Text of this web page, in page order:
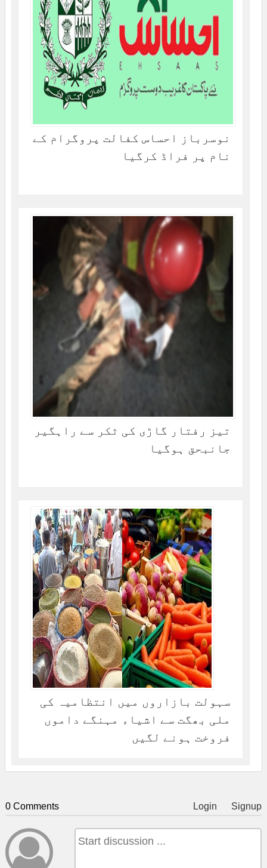
نوسرباز احساس کفالت پروگرام کے
نام پر فراڈ کرگیا
تیز رفتار گاڑی کی ٹکر سے راہگیر
جانبحق ہوگیا
سہولت بازاروں میں انتظامیہ کی
ملی بھگت سے اشیاء مہنگے داموں
فروخت ہونے لگیں
0 Comments Login Signup